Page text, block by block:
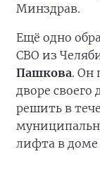
Минздрав.
Ещё одно
СВО из
Пашкова. Он
дворе своего
решить в
лифта в доме